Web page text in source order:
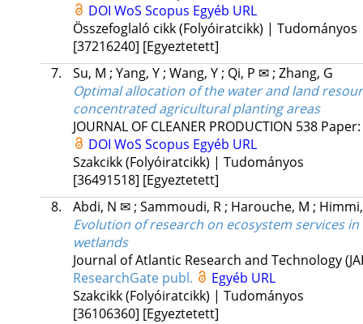
DOI WoS Scopus Egyéb URL
Összefoglaló cikk (Folyóiratcikk) | Tudományos
[37216240] [Egyeztetett]
7.
Su, M ; Yang, Y; Wang, Y; Qi, P ✉; Zhang, G
Optimal allocation of the water and land
concentrated agricultural planting areas
JOURNAL OF CLEANER PRODUCTION 538
DOI WoS Scopus Egyéb URL
Szakcikk (Folyóiratcikk) | Tudományos
[36491518] [Egyeztetett]
8.
Abdi, N ✉; Sammoudi, R; Harouche, M ;
Evolution of research on ecosystem services
wetlands
Journal of Atlantic Research and Technology
ResearchGate publ.
Egyéb URL
Szakcikk (Folyóiratcikk) | Tudományos
[36106360] [Egyeztetett]